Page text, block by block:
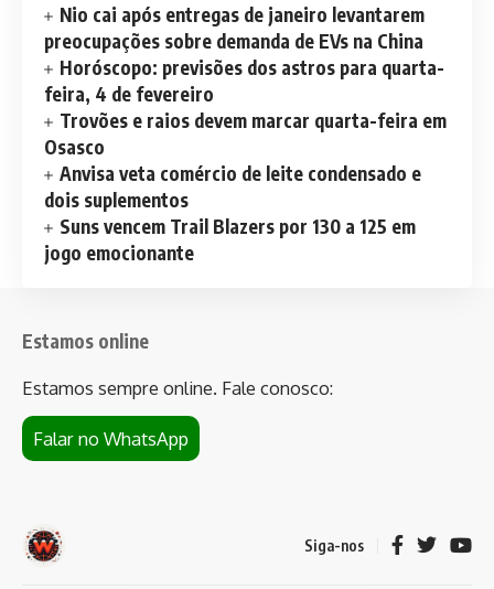
Nio cai após entregas de janeiro levantarem
preocupações sobre demanda de EVs na China
Horóscopo: previsões dos astros para quarta-
feira, 4 de fevereiro
Trovões e raios devem marcar quarta-feira em
Osasco
Anvisa veta comércio de leite condensado e
dois suplementos
Suns vencem Trail Blazers por 130 a 125 em
jogo emocionante
Estamos online
Estamos sempre online. Fale conosco:
Falar no WhatsApp
Siga-nos